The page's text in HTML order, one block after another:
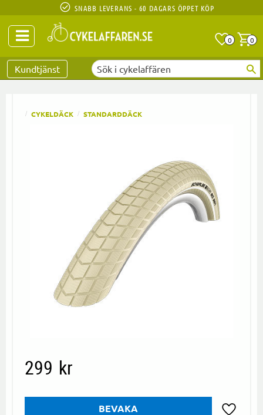
SNABB LEVERANS - 60 DAGARS ÖPPET KÖP
0 0
Kundtjänst
CYKELDÄCK STANDARDDÄCK
299 kr
BEVAKA